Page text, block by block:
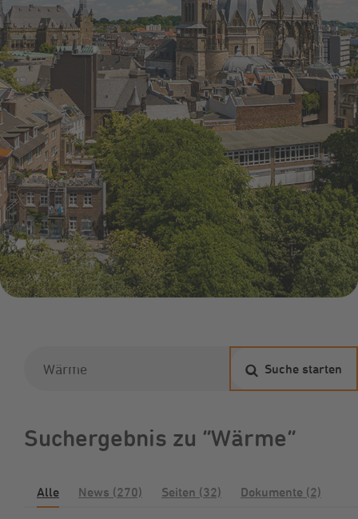
Elektromobilität
Online-
Store
Online-Service
Umzugsservice
Energieberatung
Energiefragen
Kündigung
Wärmestrom
Treue-Bonus
Vorteile
Suche starten
Suchergebnis zu “Wärme”
Alle News (270) Seiten (32) Dokumente (2)